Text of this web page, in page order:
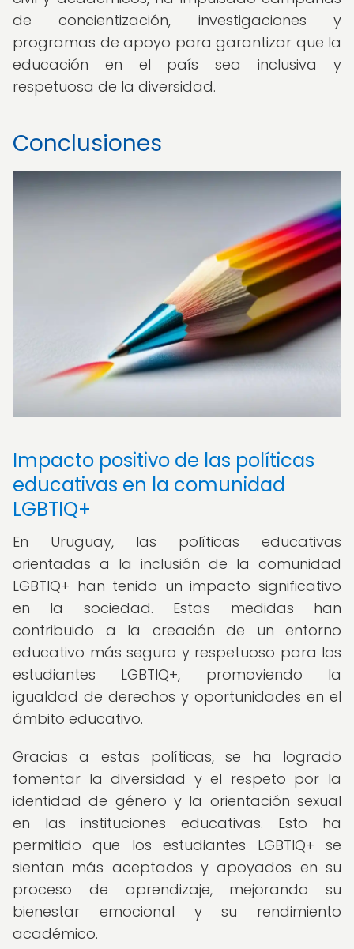
de concientización, investigaciones y
programas de apoyo para garantizar que la
educación en el país sea inclusiva y
respetuosa de la diversidad.
Conclusiones
Impacto positivo de las políticas
educativas en la comunidad
LGBTIQ+
En Uruguay, las políticas educativas
orientadas a la inclusión de la comunidad
LGBTIQ+ han tenido un impacto significativo
en la sociedad. Estas medidas han
contribuido a la creación de un entorno
educativo más seguro y respetuoso para los
estudiantes LGBTIQ+, promoviendo la
igualdad de derechos y oportunidades en el
ámbito educativo.
Gracias a estas políticas, se ha logrado
fomentar la diversidad y el respeto por la
identidad de género y la orientación sexual
en las instituciones educativas. Esto ha
permitido que los estudiantes LGBTIQ+ se
sientan más aceptados y apoyados en su
proceso de aprendizaje, mejorando su
bienestar emocional y su rendimiento
académico.